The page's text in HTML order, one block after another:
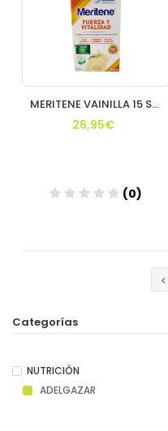
MERITENE VAINILLA 15 SOBRES
26,95€
(0)
Categorías
NUTRICIÓN
ADELGAZAR